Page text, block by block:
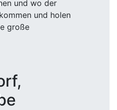
und wo der
und holen
große